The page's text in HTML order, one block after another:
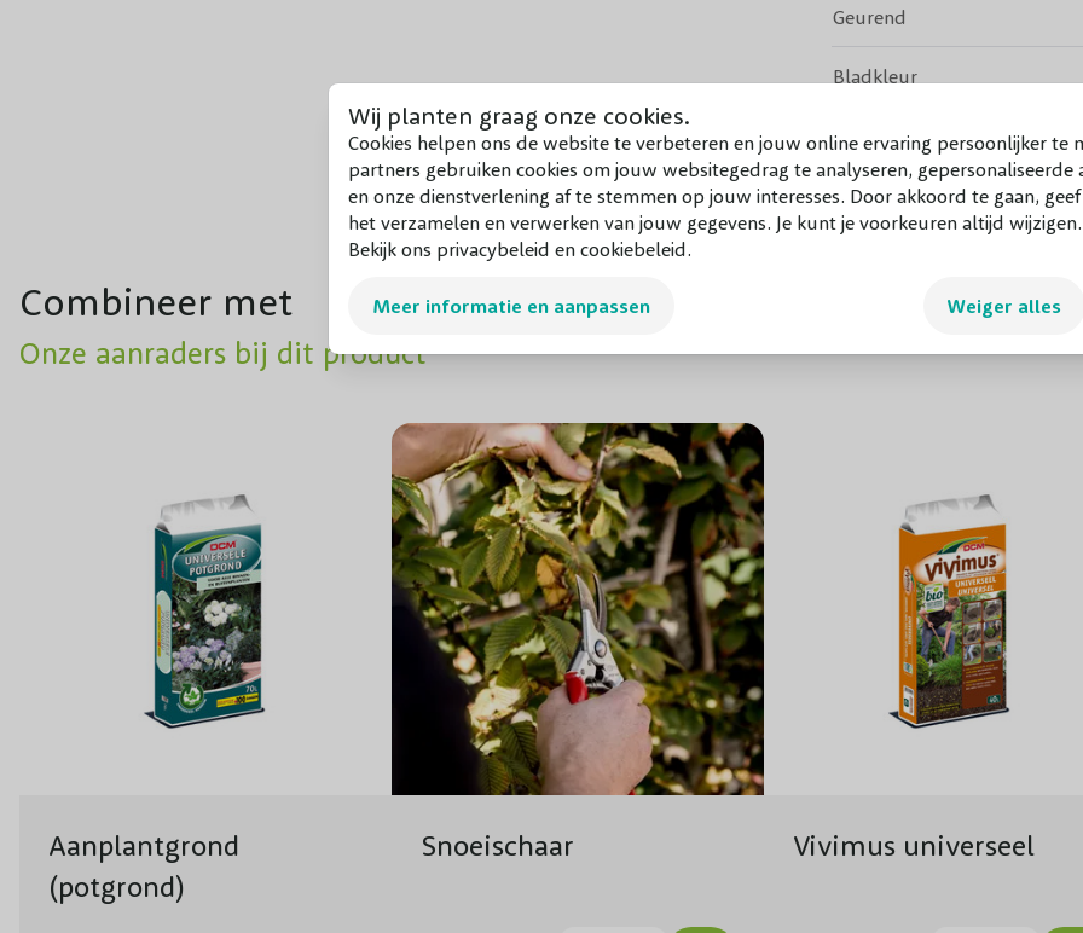
Wij planten graag onze cookies.
Cookies helpen ons de website te verbeteren en jouw online ervaring persoonlijker te
partners gebruiken cookies om jouw websitegedrag te analyseren,
en onze dienstverlening af te stemmen op jouw interesses. Door akkoord te gaan,
het verzamelen en verwerken van jouw gegevens. Je kunt je voorkeuren altijd
Bekijk ons privacybeleid en cookiebeleid.
Meer informatie en aanpassen Weiger alles
: Geniet ook in huis van de bijzondere bloemen. De Hortensiais namelijk een goede snij-
en droogbloem. Snijd gerust wat bolvormige bloemen af voor in een mooie vaas of boeket.
Geurend
Bladkleur
Groenblijvend
Vruchtdragend
Biodiversiteit
Aantal per m1
Aantal per m2
Bekijk meer
Combineer met
Onze aanraders bij dit product
Aanplantgrond
(potgrond)
Snoeischaar Vivimus universeel